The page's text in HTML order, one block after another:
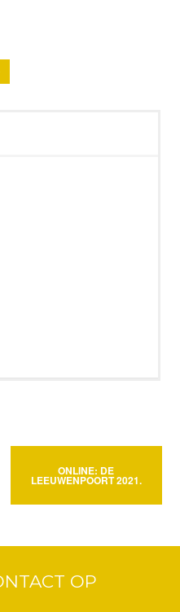
ONLINE: DE
LEEUWENPOORT 2021.
OP